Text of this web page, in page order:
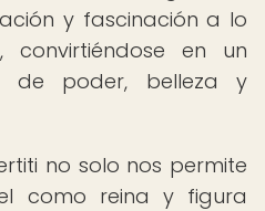
y fascinación a lo
en un
de poder, belleza y
no solo nos permite
como reina y figura